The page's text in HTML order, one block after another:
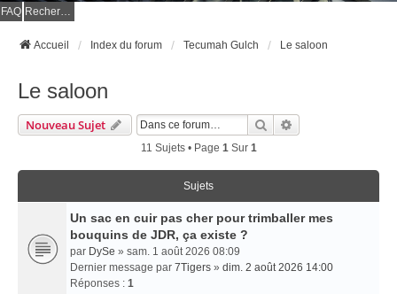
FAQ Rechercher
Accueil Index du forum Tecumah Gulch Le saloon
Le saloon
Nouveau Sujet Rechercher
11 Sujets • Page 1Sur 1
Sujets
Un sac en cuir pas cher pour trimballer mes
bouquins de JDR, ça existe ?
par DySe » sam. 1 août 2026 08:09
Dernier message par 7Tigers » dim. 2 août 2026 14:00
Réponses : 1